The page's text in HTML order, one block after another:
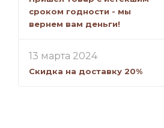
сроком годности - мы
вернем вам деньги!
13 марта 2024
Скидка на доставку 20%